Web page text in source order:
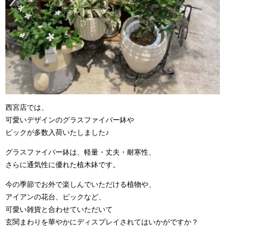
西宮店では、
可愛いデザインのグラスファイバー鉢や
ピックが多数入荷いたしました♪
グラスファイバー鉢は、軽量・丈夫・耐寒性、
さらに通気性に優れた植木鉢です。
今の季節でお外で楽しんでいただける植物や、
アイアンの花台、ピックなど、
可愛い雑貨と合わせていただいて
玄関まわりを華やかにディスプレイされてはいかがですか？